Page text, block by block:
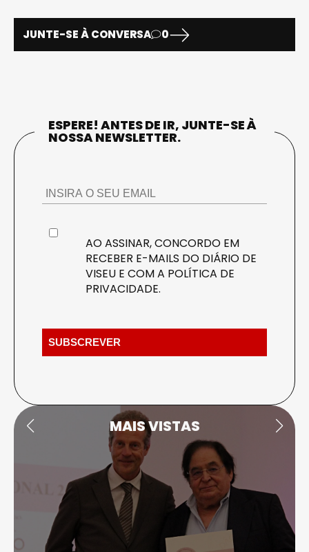
JUNTE-SE À CONVERSA 0
ESPERE! ANTES DE IR, JUNTE-SE À
NOSSA NEWSLETTER.
AO ASSINAR, CONCORDO EM
RECEBER E-MAILS DO DIÁRIO DE
VISEU E COM A POLÍTICA DE
PRIVACIDADE.
MAIS VISTAS